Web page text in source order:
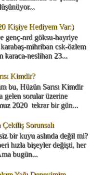
Kişiye Hediyem Var:)
nrd göksu-hayriye
mihriban csk-özlem
karaca-neslihan 23...
Kimdir?
bu, Hüzün Sarısı Kimdir
gelen sorular üzerine
2020 tekrar bir gün...
Sorunsalı
bir kuyu aslında değil mi?
hızla bişeyler değişti, her
bugün...